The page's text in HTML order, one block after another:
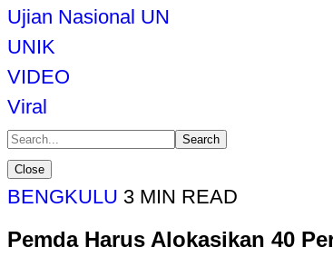
Ujian Nasional UN
UNIK
VIDEO
Viral
Search
Close
BENGKULU 3 MIN READ
Pemda Harus Alokasikan 40